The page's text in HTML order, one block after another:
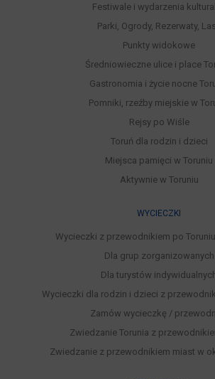
Festiwale i wydarzenia
Parki, Ogrody, Rezerwaty,
Punkty widokowe
Średniowieczne ulice i place
Gastronomia i życie nocne
Pomniki, rzeźby miejskie w
Rejsy po Wiśle
Toruń dla rodzin i dzieci
Miejsca pamięci w Toruniu
Aktywnie w Toruniu
WYCIECZKI
Wycieczki z przewodnikiem po
Dla grup zorganizowanych
Dla turystów
Wycieczki dla rodzin i dzieci z
Zamów wycieczkę /
Zwiedzanie Torunia z
Zwiedzanie z przewodnikiem miast w